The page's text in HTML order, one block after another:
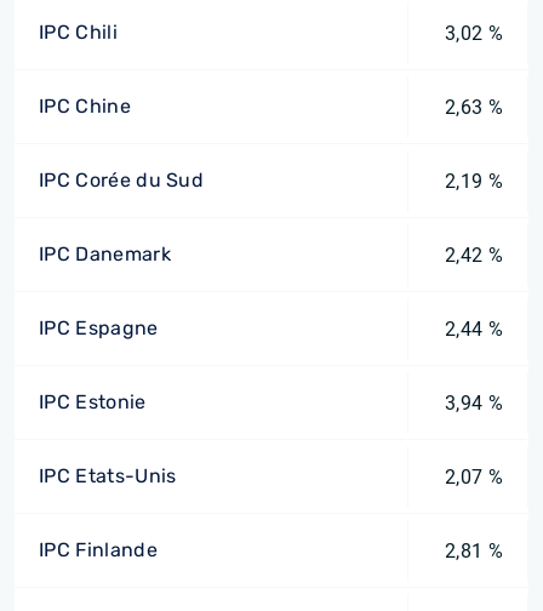
IPC Chili 3,02 %
IPC Chine 2,63 %
IPC Corée du Sud 2,19 %
IPC Danemark 2,42 %
IPC Espagne 2,44 %
IPC Estonie 3,94 %
IPC Etats-Unis 2,07 %
IPC Finlande 2,81 %